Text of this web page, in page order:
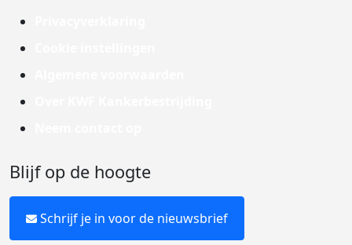
Blijf op de hoogte
Schrijf je in voor de nieuwsbrief